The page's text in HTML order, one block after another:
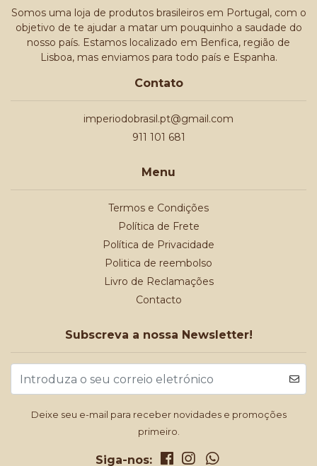
Somos uma loja de produtos brasileiros em Portugal, com o
objetivo de te ajudar a matar um pouquinho a saudade do
nosso país. Estamos localizado em Benfica, região de
Lisboa, mas enviamos para todo país e Espanha.
Contato
imperiodobrasil.pt@gmail.com
911 101 681
Menu
Termos e Condições
Política de Frete
Política de Privacidade
Politica de reembolso
Livro de Reclamações
Contacto
Subscreva a nossa Newsletter!
Deixe seu e-mail para receber novidades e promoções
primeiro.
Siga-nos: